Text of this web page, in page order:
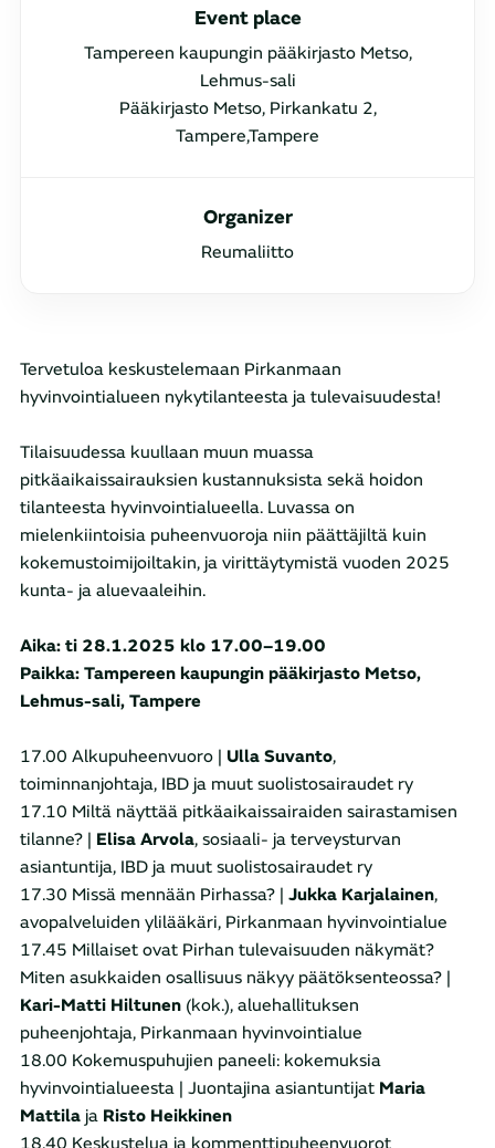
Event place
Tampereen kaupungin pääkirjasto Metso,
Lehmus-sali
Pääkirjasto Metso, Pirkankatu 2,
Tampere,Tampere
Organizer
Reumaliitto
Tervetuloa keskustelemaan Pirkanmaan
hyvinvointialueen nykytilanteesta ja tulevaisuudesta!
Tilaisuudessa kuullaan muun muassa
pitkäaikaissairauksien kustannuksista sekä hoidon
tilanteesta hyvinvointialueella. Luvassa on
mielenkiintoisia puheenvuoroja niin päättäjiltä kuin
kokemustoimijoiltakin, ja virittäytymistä vuoden 2025
kunta- ja aluevaaleihin.
Aika: ti 28.1.2025 klo 17.00–19.00
Paikka: Tampereen kaupungin pääkirjasto Metso,
Lehmus-sali, Tampere
17.00 Alkupuheenvuoro | Ulla Suvanto,
toiminnanjohtaja, IBD ja muut suolistosairaudet ry
17.10 Miltä näyttää pitkäaikaissairaiden sairastamisen
tilanne? | Elisa Arvola, sosiaali- ja terveysturvan
asiantuntija, IBD ja muut suolistosairaudet ry
17.30 Missä mennään Pirhassa? | Jukka Karjalainen,
avopalveluiden ylilääkäri, Pirkanmaan hyvinvointialue
17.45 Millaiset ovat Pirhan tulevaisuuden näkymät?
Miten asukkaiden osallisuus näkyy päätöksenteossa? |
Kari-Matti Hiltunen (kok.), aluehallituksen
puheenjohtaja, Pirkanmaan hyvinvointialue
18.00 Kokemuspuhujien paneeli: kokemuksia
hyvinvointialueesta | Juontajina asiantuntijat Maria
Mattila ja Risto Heikkinen
18.40 Keskustelua ja kommenttipuheenvuorot